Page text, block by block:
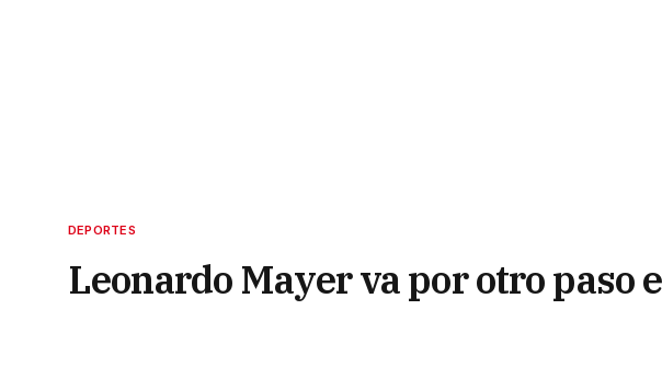
DEPORTES
Leonardo Mayer va por otro paso